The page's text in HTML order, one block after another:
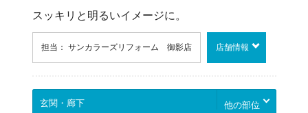
スッキリと明るいイメージに。
担当： サンカラーズリフォーム 御影店 店舗情報
他の部位